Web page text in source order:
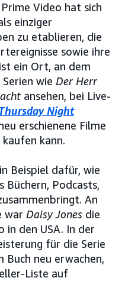
Video hat sich
einziger
zu etablieren, die
sowie ihre
ein Ort, an dem
wie Der Herr
ansehen, bei Live-
Night
erschienene Filme
kann.
Beispiel dafür, wie
Büchern, Podcasts,
An
war Daisy Jones die
in den USA. In der
für die Serie
Buch neu erwachen,
Liste auf